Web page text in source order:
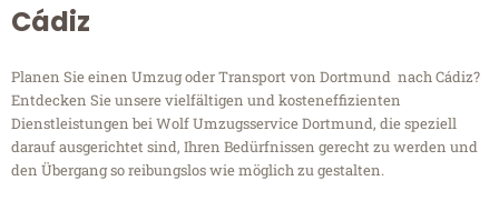
Cádiz
Planen Sie einen Umzug oder Transport von Dortmund nach Cádiz?
Entdecken Sie unsere vielfältigen und kosteneffizienten
Dienstleistungen bei Wolf Umzugsservice Dortmund, die speziell
darauf ausgerichtet sind, Ihren Bedürfnissen gerecht zu werden und
den Übergang so reibungslos wie möglich zu gestalten.